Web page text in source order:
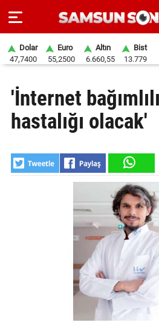
SAYFA
SAMSUN
SAMSUNSPOR
Dolar
47,7400
Euro
55,2500
Altın
6.660,55
Bist
13.779
'İnternet
hastalığı olacak'